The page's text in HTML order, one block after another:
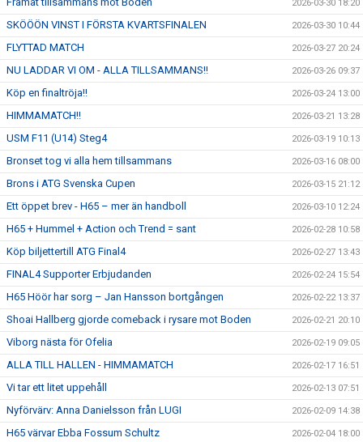
2026-03-30 18:20
SKÖÖÖN VINST I FÖRSTA KVARTSFINALEN 2026-03-30 10:44
FLYTTAD MATCH 2026-03-27 20:24
NU LADDAR VI OM - ALLA TILLSAMMANS!! 2026-03-26 09:37
Köp en finaltröja!! 2026-03-24 13:00
HIMMAMATCH!! 2026-03-21 13:28
USM F11 (U14) Steg4 2026-03-19 10:13
Bronset tog vi alla hem tillsammans 2026-03-16 08:00
Brons i ATG Svenska Cupen 2026-03-15 21:12
Ett öppet brev - H65 – mer än handboll 2026-03-10 12:24
H65 + Hummel + Action och Trend = sant 2026-02-28 10:58
Köp biljettertill ATG Final4 2026-02-27 13:43
FINAL4 Supporter Erbjudanden 2026-02-24 15:54
H65 Höör har sorg – Jan Hansson bortgången 2026-02-22 13:37
Shoai Hallberg gjorde comeback i rysare mot Boden 2026-02-21 20:10
Viborg nästa för Ofelia 2026-02-19 09:05
ALLA TILL HALLEN - HIMMAMATCH 2026-02-17 16:51
Vi tar ett litet uppehåll 2026-02-13 07:51
Nyförvärv: Anna Danielsson från LUGI 2026-02-09 14:38
H65 värvar Ebba Fossum Schultz 2026-02-04 18:00